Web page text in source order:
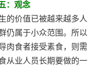
：观念
的价值已被越来越多人
仍属于小众范围。所以
肉食者接受素食，则需
从业人员长期要做的一